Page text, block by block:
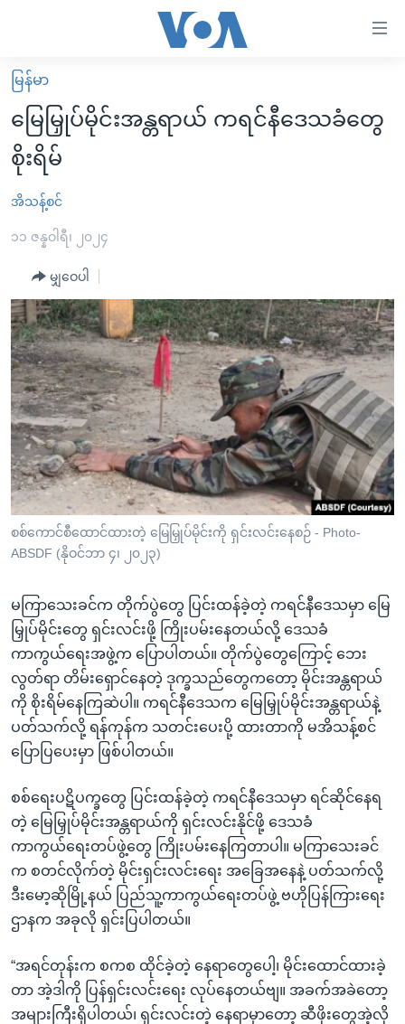
လွယ်ကူ
စေ
သည့်
Link
များ
ပင်မ
ကျော်
ကြည့်
ရန်
ပင်မ
အ
ညွန်း
စာမျက်နှာ
သို့
ကျော်
ကြည့်
ရန်
ရန်
နေရာ
သို့
ကျော်
ရန်
မူလစာမျက်နှာ
မြန်မာ
ကမ္ဘာ့သတင်းများ
နိုင်ငံတကာ
အမေရိကန်
အစ္စရေး-ပါလက်စတိုင်း
ဗွီဒီယို
သတင်းလွတ်လပ်ခွင့်
အင်္ဂလိပ်စာလေ့လာမယ်
အမေရိကန်သုံးအီဒီယံ
မကြေးမုံရဲ့ အင်္ဂလိပ်စာ
ရုပ်ရှင်ထဲက အင်္ဂလိပ်စာ
သုတပဒေသာ အင်္ဂလိပ်စာ
အပတ်စဉ်ကဏ္ဍများ
ရေဒီယို
တီဗွီ
ရေဒီယိုနှင့်ရုပ်သံ အချက်အလက်များ
ရေဒီယို/တီဗွီအစီအစဉ်
Learning English
ဗွီအိုအေ လူမှုကွန်ယက်များ
မြန်မာ
မြေမြှုပ်မိုင်းအန္တရာယ် ကရင်နီဒေသခံတွေ
စိုးရိမ်
အိသန့်စင်
၁၁ ဇန္နဝါရီ၊ ၂၀၂၄
မျှဝေပါ
စစ်ကောင်စီထောင်ထားတဲ့ မြေမြှုပ်မိုင်းကို ရှင်းလင်းနေစဉ် - Photo-
ABSDF (နိုဝင်ဘာ ၄၊ ၂၀၂၃)
မကြာသေးခင်က တိုက်ပွဲတွေ ပြင်းထန်ခဲ့တဲ့ ကရင်နီဒေသမှာ မြေ
မြှုပ်မိုင်းတွေ ရှင်းလင်းဖို့ ကြိုးပမ်းနေတယ်လို့ ဒေသခံ
ကာကွယ်ရေးအဖွဲ့က ပြောပါတယ်။ တိုက်ပွဲတွေကြောင့် ဘေး
လွတ်ရာ တိမ်းရှောင်နေတဲ့ ဒုက္ခသည်တွေကတော့ မိုင်းအန္တရာယ်
ကို စိုးရိမ်နေကြဆဲပါ။ ကရင်နီဒေသက မြေမြှုပ်မိုင်းအန္တရာယ်နဲ့
ပတ်သက်လို့ ရန်ကုန်က သတင်းပေးပို့ ထားတာကို မအိသန့်စင်
ပြောပြပေးမှာ ဖြစ်ပါတယ်။
စစ်ရေးပဋိပက္ခတွေ ပြင်းထန်ခဲ့တဲ့ ကရင်နီဒေသမှာ ရင်ဆိုင်နေရ
တဲ့ မြေမြှုပ်မိုင်းအန္တရာယ်ကို ရှင်းလင်းနိုင်ဖို့ ဒေသခံ
ကာကွယ်ရေးတပ်ဖွဲ့တွေ ကြိုးပမ်းနေကြတာပါ။ မကြာသေးခင်
က စတင်လိုက်တဲ့ မိုင်းရှင်းလင်းရေး အခြေအနေနဲ့ ပတ်သက်လို့
ဒီးမော့ဆိုမြို့နယ် ပြည်သူ့ကာကွယ်ရေးတပ်ဖွဲ့ ဗဟိုပြန်ကြားရေး
ဌာနက အခုလို ရှင်းပြပါတယ်။
“အရင်တုန်းက စကစ ထိုင်ခဲ့တဲ့ နေရာတွေပေါ့၊ မိုင်းထောင်ထားခဲ့
တာ အဲ့ဒါကို ပြန်ရှင်းလင်းရေး လုပ်နေတယ်ဗျ။ အခက်အခဲတော့
အများကြီးရှိပါတယ်၊ ရှင်းလင်းတဲ့ နေရာမှာတော့ ဆီဖိုးတွေအဲ့လို